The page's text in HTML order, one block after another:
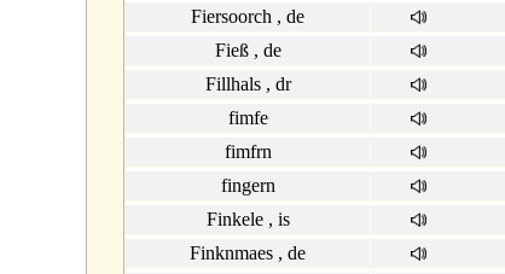
Fiersoorch , de
Fieß , de
Fillhals , dr
fimfe
fimfrn
fingern
Finkele , is
Finknmaes , de